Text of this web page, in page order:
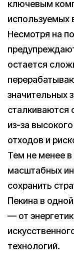
ключевым
используемых
Несмотря на
остается
значительных
сталкиваются
из-за
отходов и
Тем не менее
масштабных
сохранить
Пекина в
— от
технологий.